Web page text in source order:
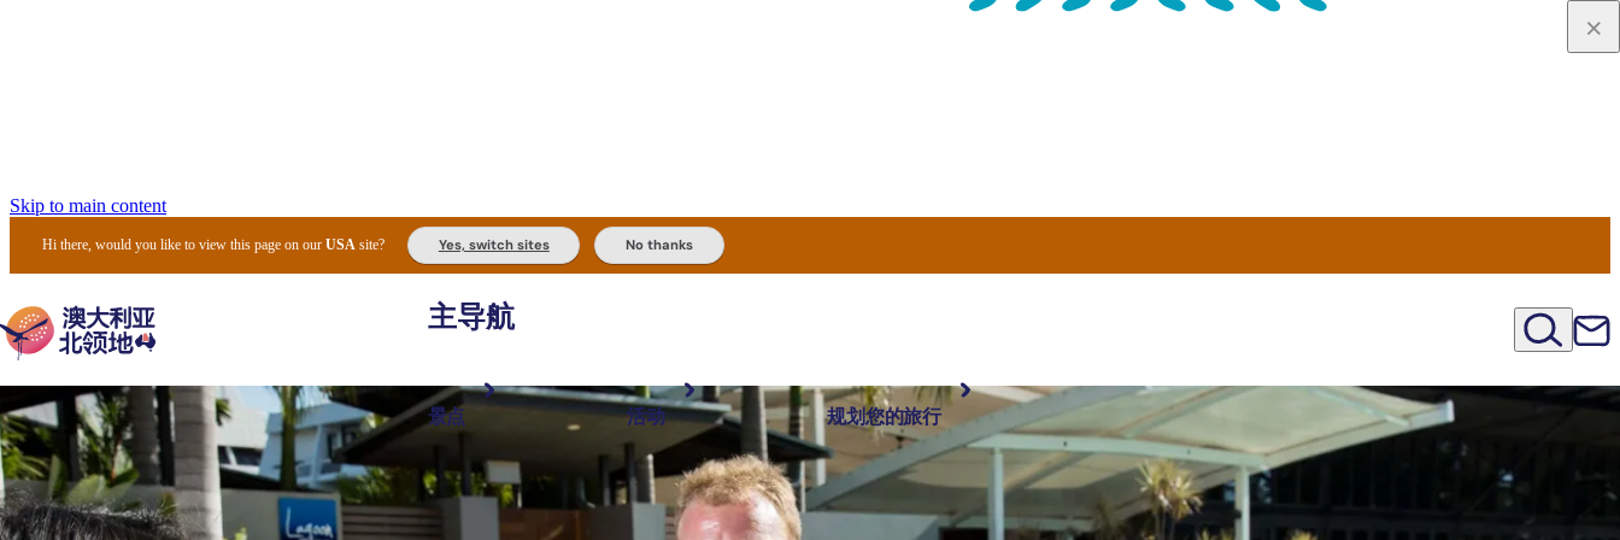
Skip to main content
Hi there, would you like to view this page on ourUSA site? Yes, switch sites No thanks
主导航
景点
最受欢迎目的地 内陆和户外 按地区探索
活动
体验 旅行者类型 精选榜单
规划您的旅行
规划和预订 实用信息 规划工具
搜索: